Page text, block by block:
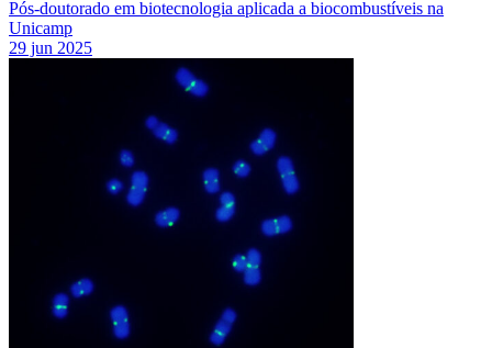
Pós-doutorado em biotecnologia aplicada a biocombustíveis na
Unicamp
29 jun 2025